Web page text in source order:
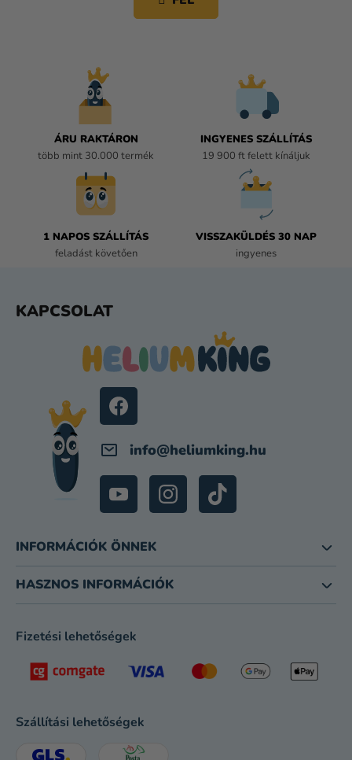
T
s
ÁRU RAKTÁRON
több mint 30.000 termék
INGYENES SZÁLLÍTÁS
19 900 ft felett kínáljuk
1 NAPOS SZÁLLÍTÁS
feladást követően
VISSZAKÜLDÉS 30 NAP
ingyenes
KAPCSOLAT
info@heliumking.hu
INFORMÁCIÓK ÖNNEK
HASZNOS INFORMÁCIÓK
Fizetési lehetőségek
Szállítási lehetőségek